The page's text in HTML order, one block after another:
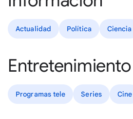
Actualidad Política Ciencia
Entretenimiento
Programas tele Series Cine